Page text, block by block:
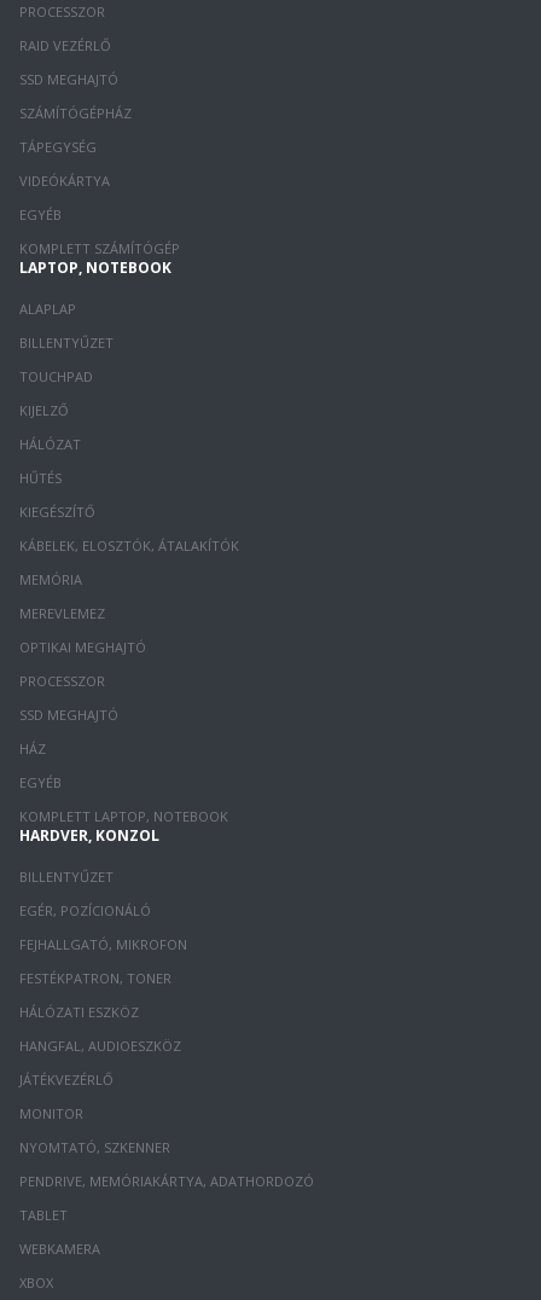
PROCESSZOR
RAID VEZÉRLŐ
SSD MEGHAJTÓ
SZÁMÍTÓGÉPHÁZ
TÁPEGYSÉG
VIDEÓKÁRTYA
EGYÉB
KOMPLETT SZÁMÍTÓGÉP
LAPTOP, NOTEBOOK
ALAPLAP
BILLENTYŰZET
TOUCHPAD
KIJELZŐ
HÁLÓZAT
HŰTÉS
KIEGÉSZÍTŐ
KÁBELEK, ELOSZTÓK, ÁTALAKÍTÓK
MEMÓRIA
MEREVLEMEZ
OPTIKAI MEGHAJTÓ
PROCESSZOR
SSD MEGHAJTÓ
HÁZ
EGYÉB
KOMPLETT LAPTOP, NOTEBOOK
HARDVER, KONZOL
BILLENTYŰZET
EGÉR, POZÍCIONÁLÓ
FEJHALLGATÓ, MIKROFON
FESTÉKPATRON, TONER
HÁLÓZATI ESZKÖZ
HANGFAL, AUDIOESZKÖZ
JÁTÉKVEZÉRLŐ
MONITOR
NYOMTATÓ, SZKENNER
PENDRIVE, MEMÓRIAKÁRTYA, ADATHORDOZÓ
TABLET
WEBKAMERA
XBOX